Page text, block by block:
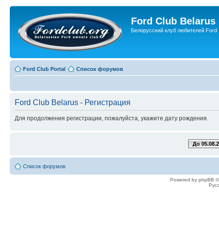
Ford Club Belarus
Белорусский клуб любителей Ford
Ford Club Portal Список форумов
Ford Club Belarus - Регистрация
Для продолжения регистрации, пожалуйста, укажите дату рождения.
До
Список форумов
Powered by phpBB